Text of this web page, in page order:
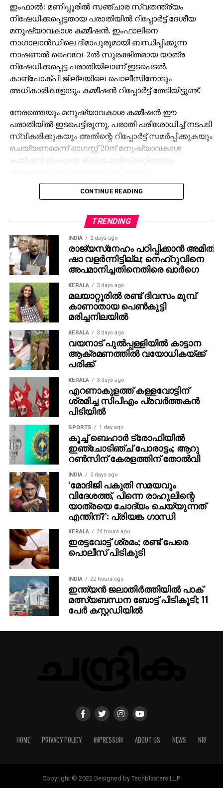
ഇംഫാല്‍: മണിപ്പൂരില്‍ സഞ്ചാര സ്വതന്ത്ര്യം
നിഷേധിക്കപ്പെട്ടതായ പരാതിയില്‍ റിപ്പോര്‍ട്ട് ദേശീയ
മനുഷ്യാവകാശ കമ്മീഷന്‍. ഇംഫാലിനെ
നാഗാലാന്‍ഡിലെ ദിമാപുരുമായി ബന്ധിപ്പിക്കുന്ന
നാഷണല്‍ ഹൈവേ-2ല്‍ സുരക്ഷിതമായ യാത്ര
നിഷേധിക്കപ്പെട്ട പരാതിയിലാണ് ഇടപെടല്‍.
കാങ്പോക്പി ജില്ലയിലെ പൊലീസിനോടും
അധികാരികളോടും കമ്മീഷന്‍ റിപ്പോര്‍ട്ട് തേടിയിട്ടുണ്ട്.
നേരത്തെയും മനുഷ്യാവകാശ കമ്മീഷന്‍ ഈ
പരാതിയില്‍ ഇടപെട്ടിരുന്നു. പരാതി പരിശോധിച്ച് നടപടി
സ്വീകരിക്കുകയും അതിന്റെ റിപ്പോര്‍ട്ട് സമര്‍പ്പിക്കുകയും
ചെയ്യണമെന്ന് ഓഗസ്റ്റ് 20ന് മനുഷ്യാവകാശ
കമ്മീഷന്‍ ഇംഫാല്‍ ജില്ലാ മജിസ്ട്രേറ്റിനോടും
ആവശ്യപ്പെട്ടിരുന്നു. സെപ്റ്റംബര്‍ ഒമ്പതിനാണ്
ഇംഫാല്‍ പൊലീസ് മേധാവി മനുഷ്യാവകാശ കമ്മീഷന്
പരിധിയില്‍ അല്ലെന്നും കാങ്പോക്പി ജില്ലയുടെ
പൊലീസ് മേധാവിയുടെ മറുപടി.
CONTINUE READING
TRENDING
INDIA 2 days ago
രാജ്യസ്‌നേഹം പഠിപ്പിക്കാന്‍ അമിത്
ഷാ വളര്‍ന്നിട്ടില്ല; നെഹ്‌റുവിനെ
അപമാനിച്ചതിനെതിരെ ഖാര്‍ഗെ
KERALA 3 days ago
മലയാറ്റൂരില്‍ രണ്ട് ദിവസം മുമ്പ്
കാണാതായ പെണ്‍കുട്ടി
മരിച്ചനിലയില്‍
KERALA 3 days ago
വയനാട് പുല്‍പ്പള്ളിയില്‍ കാട്ടാന
ആക്രമണത്തില്‍ വയോധികയ്ക്ക്
പരിക്ക്
KERALA 3 days ago
എറണാകുളത്ത് കള്ളവോട്ടിന്
ശ്രമിച്ച സിപിഎം പ്രവര്‍ത്തകന്‍
പിടിയില്‍
SPORTS 1 day ago
കൂച്ച് ബെഹാര്‍ ട്രോഫിയില്‍
ഇഞ്ചോടിഞ്ച് പോരാട്ടം; ആറു
റണ്‍സിന് കേരളത്തിന് തോല്‍വി
INDIA 2 days ago
‘മോദിജി പകുതി സമയവും
വിദേശത്ത്, പിന്നെ രാഹുലിന്റെ
യാത്രയെ ചോദ്യം ചെയ്യുന്നത്
എന്തിന്?’: പ്രിയങ്ക ഗാന്ധി
KERALA 24 hours ago
ഇരട്ടവോട്ട് ശ്രമം; രണ്ട് പേരെ
പൊലീസ് പിടികൂടി
INDIA 22 hours ago
ഇന്ത്യന്‍ ജലാതിര്‍ത്തിയില്‍ പാക്
മത്സ്യബന്ധന ബോട്ട് പിടികൂടി; 11
പേര്‍ കസ്റ്റഡിയില്‍
HOME PRIVACY POLICY IMPRESSUM ABOUT US NEWS NRI
Copyright © 2022 Designed by Techblasters LLP